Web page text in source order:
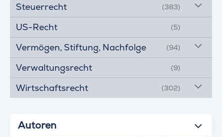
Steuerrecht (383)
US-Recht (5)
Vermögen, Stiftung, Nachfolge (94)
Verwaltungsrecht (9)
Wirtschaftsrecht (302)
Autoren